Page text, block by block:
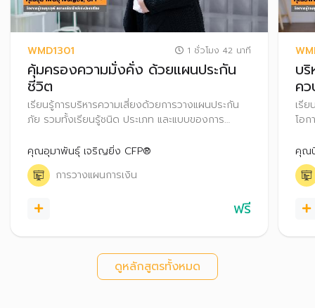
WMD1301 1 ชั่วโมง 42 นาที
คุ้มครองความมั่งคั่ง ด้วยแผนประกัน
ชีวิต
เรียนรู้การบริหารความเสี่ยงด้วยการวางแผนประกัน
ภัย รวมทั้งเรียนรู้ชนิด ประเภท และแบบของการ
ความต้องการ เพื่อวางแผนคุ้มครองความมั่งคั่งให้
ตนเองและครอบครัว
คุณอุมาพันธุ์ เจริญยิ่ง CFP®
การวางแผนการเงิน
ฟรี
บ
ค
เรี
โอ
ประ
หม
คุณ
ดูหลักสูตรทั้งหมด